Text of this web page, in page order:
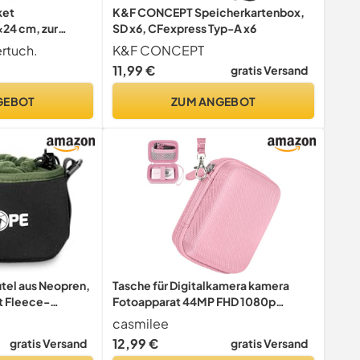
cm, zur
Sand,
Fotografen,
K&F CONCEPT Speicherkartenbox,
SD x6, CFexpress Typ-A x6
K&F CONCEPT
11,99 €
gratis Versand
ZUM ANGEBOT
aus Neopren,
Fleece-
XS
gratis Versand
Tasche für Digitalkamera kamera
Fotoapparat 44MP FHD 1080p
Fotokamera Kompatibel mit
Spiegelreflexkamera &
Bridgekamera, Mini Retro
casmilee
12,99 €
gratis Versand